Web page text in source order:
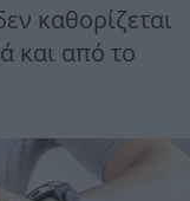
καθορίζεται
και από το